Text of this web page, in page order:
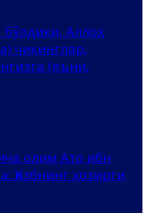
Аллоҳ
чиқинглар,
(яъни,
олим Ато ибн
Ҳизбнинг ҳозирги